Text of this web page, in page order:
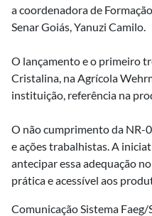
a coordenadora de
Senar Goiás, Yanuzi Camilo.
O lançamento e o primeiro
Cristalina, na Agrícola
instituição, referência na
O não cumprimento da NR-
e ações trabalhistas. A
antecipar essa adequação
prática e acessível aos
Comunicação Sistema Faeg/